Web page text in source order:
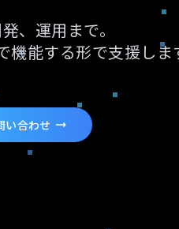
、運用まで。
機能する形で支援しま
い合わせ